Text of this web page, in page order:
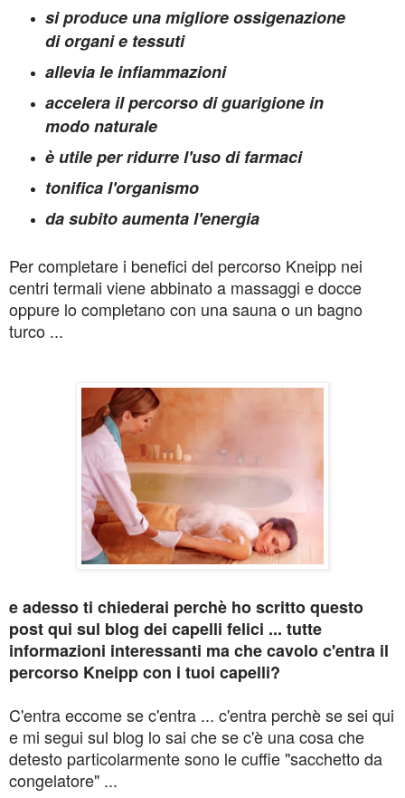
si produce una migliore ossigenazione
di organi e tessuti
allevia le infiammazioni
accelera il percorso di guarigione in
modo naturale
è utile per ridurre l'uso di farmaci
tonifica l'organismo
da subito aumenta l'energia
Per completare i benefici del percorso Kneipp nei
centri termali viene abbinato a massaggi e docce
oppure lo completano con una sauna o un bagno
turco ...
e adesso ti chiederai perchè ho scritto questo
post qui sul blog dei capelli felici ... tutte
informazioni interessanti ma che cavolo c'entra il
percorso Kneipp con i tuoi capelli?
C'entra eccome se c'entra ... c'entra perchè se sei qui
e mi segui sul blog lo sai che se c'è una cosa che
detesto particolarmente sono le cuffie "sacchetto da
congelatore" ...